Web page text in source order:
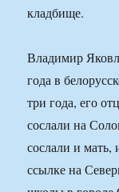
кладбище.
Владимир
года в
три года, его
сослали на
сослали и мать,
ссылке на